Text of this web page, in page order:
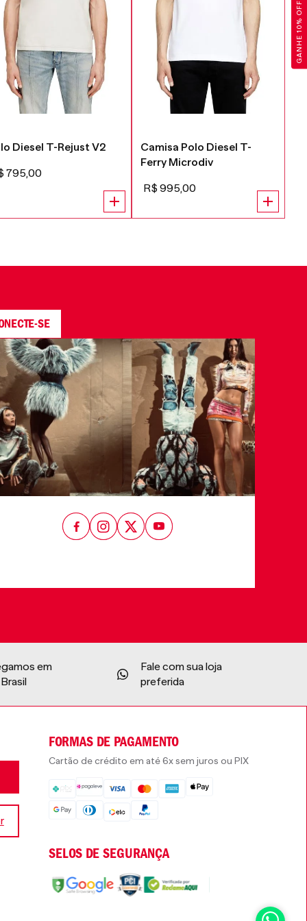
GANHE 10% OFF
Diesel T-Rejust V2
795,00
Camisa Polo Diesel T-
Ferry Microdiv
R$ 995,00
SE
em
Fale com sua loja
preferida
FORMAS DE PAGAMENTO
Cartão de crédito em até 6x sem juros ou PIX
SELOS DE SEGURANÇA